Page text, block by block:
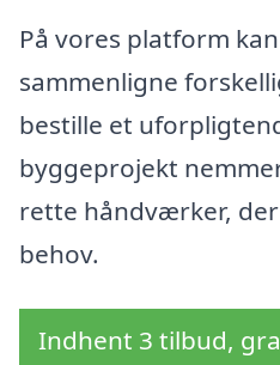
På vores platform
sammenligne
bestille et
byggeprojekt
rette håndværker,
behov.
Indhent 3 tilbud,